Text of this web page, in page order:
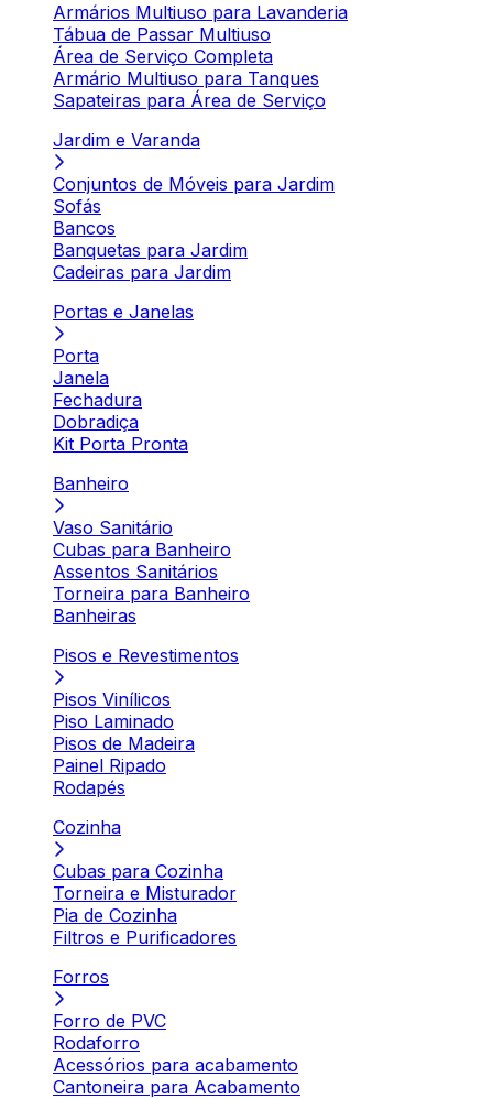
Armários Multiuso para Lavanderia
Tábua de Passar Multiuso
Área de Serviço Completa
Armário Multiuso para Tanques
Sapateiras para Área de Serviço
Jardim e Varanda
Conjuntos de Móveis para Jardim
Sofás
Bancos
Banquetas para Jardim
Cadeiras para Jardim
Portas e Janelas
Porta
Janela
Fechadura
Dobradiça
Kit Porta Pronta
Banheiro
Vaso Sanitário
Cubas para Banheiro
Assentos Sanitários
Torneira para Banheiro
Banheiras
Pisos e Revestimentos
Pisos Vinílicos
Piso Laminado
Pisos de Madeira
Painel Ripado
Rodapés
Cozinha
Cubas para Cozinha
Torneira e Misturador
Pia de Cozinha
Filtros e Purificadores
Forros
Forro de PVC
Rodaforro
Acessórios para acabamento
Cantoneira para Acabamento